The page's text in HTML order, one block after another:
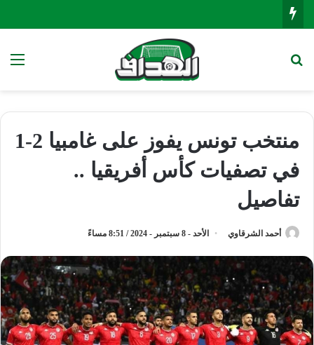
منتخب تونس يفوز على غامبيا 2-1
في تصفيات كأس أفريقيا ..
تفاصيل
أحمد الشرقاوي الأحد - 8 سبتمبر - 2024 / 8:51 مساءً